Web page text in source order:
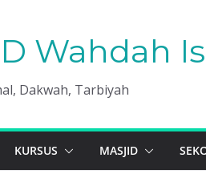
Wahdah
Dakwah, Tarbiyah
KURSUS MASJID